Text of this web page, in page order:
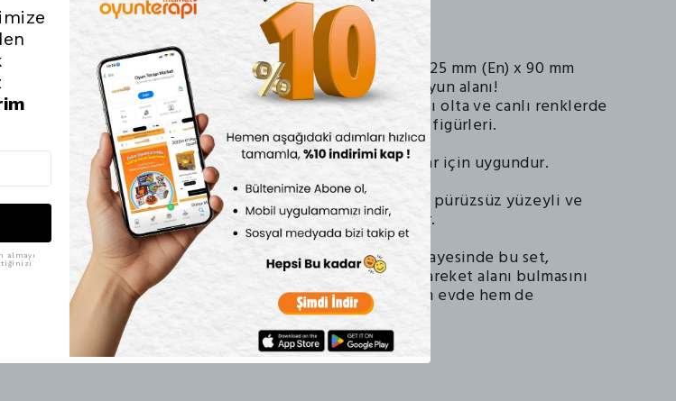
Ürün Teknik Özellikleri:
Ürün Boyutları:565 mm (Boy) x 125 mm (En) x 90 mm
(Yükseklik) – Görkemli ve geniş oyun alanı!
Set İçeriği:Fonksiyonel mıknatıslı olta ve canlı renklerde
tasarlanmış sevimli deniz canlıları figürleri.
Yaş Grubu:3 yaş ve üzeri çocuklar için uygundur.
Güvenlik:Çocuk sağlığına uygun, pürüzsüz yüzeyli ve
dayanıklı materyalden üretilmiştir.
Ebeveyn Notu:
56,5 cm’lik uzunluğu sayesinde bu set,
çocukların oyun sırasında daha geniş hareket alanı bulmasını
sağlar ve fiziksel etkileşimi artırır. Hem evde hem de
anaokullarında kullanım için idealdir.
almayı